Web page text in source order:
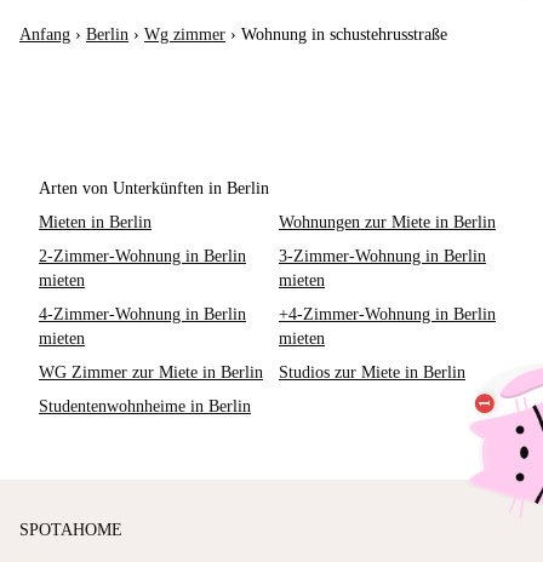
Anfang › Berlin › Wg zimmer › Wohnung in schustehrusstraße
Arten von Unterkünften in Berlin
Mieten in Berlin
Wohnungen zur Miete in Berlin
2-Zimmer-Wohnung in Berlin
mieten
3-Zimmer-Wohnung in Berlin
mieten
4-Zimmer-Wohnung in Berlin
mieten
+4-Zimmer-Wohnung in Berlin
mieten
WG Zimmer zur Miete in Berlin
Studios zur Miete in Berlin
Studentenwohnheime in Berlin
SPOTAHOME